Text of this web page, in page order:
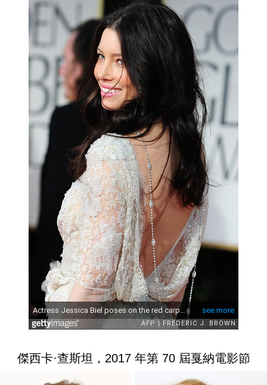
傑西卡·查斯坦，2017 年第 70 屆戛納電影節